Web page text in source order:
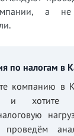
а не
по налогам в
компанию в
и хотите